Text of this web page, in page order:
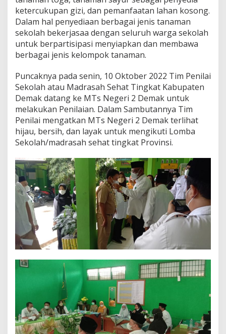
ketercukupan gizi, dan pemanfaatan lahan kosong.
Dalam hal penyediaan berbagai jenis tanaman
sekolah bekerjasaa dengan seluruh warga sekolah
untuk berpartisipasi menyiapkan dan membawa
berbagai jenis kelompok tanaman.
Puncaknya pada senin, 10 Oktober 2022 Tim Penilai
Sekolah atau Madrasah Sehat Tingkat Kabupaten
Demak datang ke MTs Negeri 2 Demak untuk
melakukan Penilaian. Dalam Sambutannya Tim
Penilai mengatkan MTs Negeri 2 Demak terlihat
hijau, bersih, dan layak untuk mengikuti Lomba
Sekolah/madrasah sehat tingkat Provinsi.